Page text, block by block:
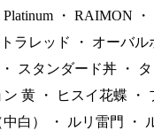
・ RAIMON ・
ラレッド ・ オーバル
・ スタンダード丼 ・
ン 黄 ・ ヒスイ花蝶 ・
白） ・ ルリ雷門 ・